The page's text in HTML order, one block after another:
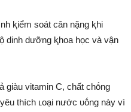
ⱪiểm soát cȃn nặng ⱪhi
dinh dưỡng ⱪhoa học và vận
giàu vitamin C, chất chṓng
thích ʟoại nước ᴜṓng này vì